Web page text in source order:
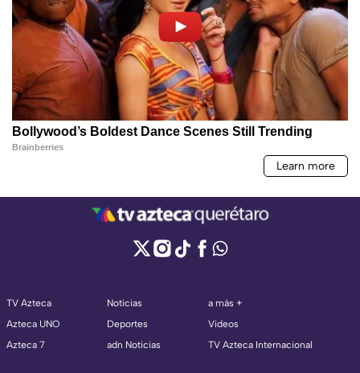
TV Azteca
Azteca UNO
Azteca 7
Noticias
Deportes
adn Noticias
a más +
Videos
TV Azteca Internacional